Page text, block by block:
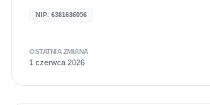
NIP: 6381636056
OSTATNIA ZMIANA
1 czerwca 2026